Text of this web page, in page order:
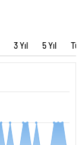
3 Yıl 5 Yıl